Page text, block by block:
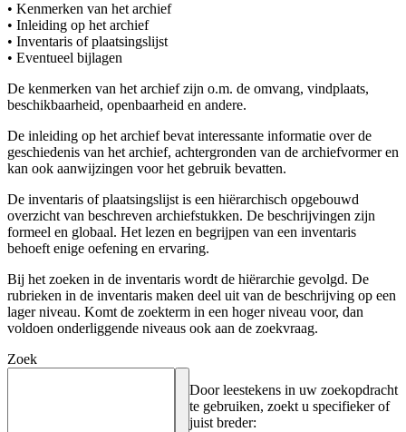
• Kenmerken van het archief
• Inleiding op het archief
• Inventaris of plaatsingslijst
• Eventueel bijlagen
De kenmerken van het archief zijn o.m. de omvang, vindplaats,
beschikbaarheid, openbaarheid en andere.
De inleiding op het archief bevat interessante informatie over de
geschiedenis van het archief, achtergronden van de archiefvormer en
kan ook aanwijzingen voor het gebruik bevatten.
De inventaris of plaatsingslijst is een hiërarchisch opgebouwd
overzicht van beschreven archiefstukken. De beschrijvingen zijn
formeel en globaal. Het lezen en begrijpen van een inventaris
behoeft enige oefening en ervaring.
Bij het zoeken in de inventaris wordt de hiërarchie gevolgd. De
rubrieken in de inventaris maken deel uit van de beschrijving op een
lager niveau. Komt de zoekterm in een hoger niveau voor, dan
voldoen onderliggende niveaus ook aan de zoekvraag.
Zoek
Door leestekens in uw zoekopdracht
te gebruiken, zoekt u specifieker of
juist breder: